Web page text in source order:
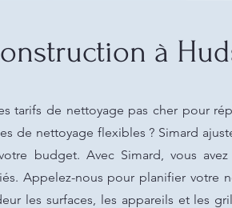
à
tarifs de nettoyage pas cher pour
de nettoyage flexibles ? Simard
budget. Avec Simard, vous
Appelez-nous pour planifier votre
les surfaces, les appareils et les